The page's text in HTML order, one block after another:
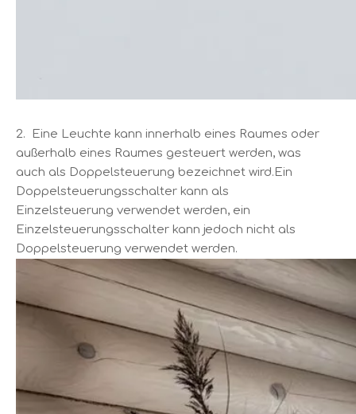
2. Eine Leuchte kann innerhalb eines Raumes oder
außerhalb eines Raumes gesteuert werden, was
auch als Doppelsteuerung bezeichnet wird.Ein
Doppelsteuerungsschalter kann als
Einzelsteuerung verwendet werden, ein
Einzelsteuerungsschalter kann jedoch nicht als
Doppelsteuerung verwendet werden.